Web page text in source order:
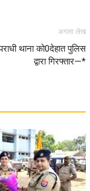
अगला लेख
थाना को0देहात पुलिस
द्वारा गिरफ्तार—*